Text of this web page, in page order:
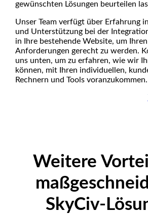
gewünschten Lösungen beurteilen
Unser Team verfügt über Erfahrung
und Unterstützung bei der
in Ihre bestehende Website, um
Anforderungen gerecht zu werden.
uns unten, um zu erfahren, wie wir
können, mit Ihren individuellen,
Rechnern und Tools voranzukommen.
Weitere
SkyCiv-